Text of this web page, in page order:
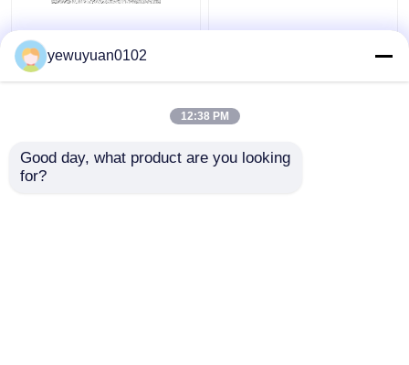
Comerciante Estucado
de aluminio en relieve
bobina de baja
Hoja de aluminio en
yewuyuan0102
12:38 PM
Good day, what product are you looking
for?